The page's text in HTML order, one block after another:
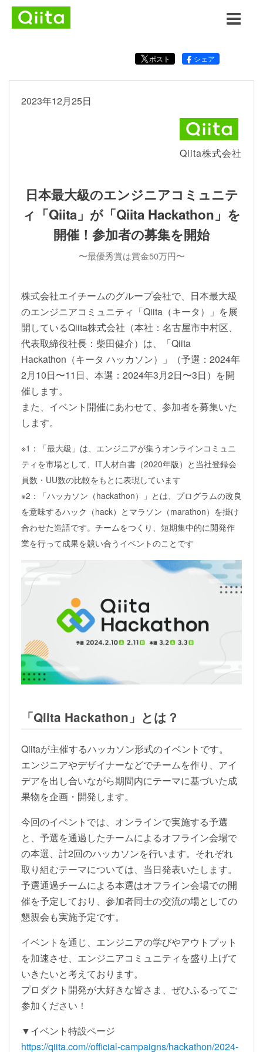
ポスト シェア
2023年12月25日
Qiita株式会社
日本最大級のエンジニアコミュニテ
ィ「Qiita」が「Qiita Hackathon」を
開催！参加者の募集を開始
〜最優秀賞は賞金50万円〜
株式会社エイチームのグループ会社で、日本最大級
のエンジニアコミュニティ「Qiita（キータ）」を展
開しているQiita株式会社（本社：名古屋市中村区、
代表取締役社長：柴田健介）は、「Qiita
Hackathon（キータ ハッカソン）」（予選：2024年
2月10日〜11日、本選：2024年3月2日〜3日）を開
催します。
また、イベント開催にあわせて、参加者を募集いた
します。
※1：「最大級」は、エンジニアが集うオンラインコミュニ
ティを市場として、IT人材白書（2020年版）と当社登録会
員数・UU数の比較をもとに表現しています
※2：「ハッカソン（hackathon）」とは、プログラムの改良
を意味するハック（hack）とマラソン（marathon）を掛け
合わせた造語です。チームをつくり、短期集中的に開発作
業を行って成果を競い合うイベントのことです
「Qiita Hackathon」とは？
Qiitaが主催するハッカソン形式のイベントです。
エンジニアやデザイナーなどでチームを作り、アイ
デアを出し合いながら期間内にテーマに基づいた成
果物を企画・開発します。
今回のイベントでは、オンラインで実施する予選
と、予選を通過したチームによるオフライン会場で
の本選、計2回のハッカソンを行います。それぞれ
取り組むテーマについては、当日発表いたします。
予選通過チームによる本選はオフライン会場での開
催を予定しており、参加者同士の交流の場としての
懇親会も実施予定です。
イベントを通じ、エンジニアの学びやアウトプット
を加速させ、エンジニアコミュニティを盛り上げて
いきたいと考えております。
プロダクト開発が大好きな皆さま、ぜひふるってご
参加ください！
▼イベント特設ページ
https://qiita.com//official-campaigns/hackathon/2024-